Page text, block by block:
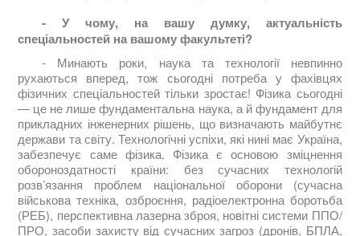
- У чому, на вашу думку, актуальність
спеціальностей на вашому факультеті?
- Минають роки, наука та технології невпинно
рухаються вперед, тож сьогодні потреба у фахівцях
фізичних спеціальностей тільки зростає! Фізика сьогодні
— це не лише фундаментальна наука, а й фундамент для
прикладних інженерних рішень, що визначають майбутнє
держави та світу. Технологічні успіхи, які нині має Україна,
забезпечує саме фізика. Фізика є основою зміцнення
обороноздатності країни: без сучасних технологій
розв’язання проблем національної оборони (сучасна
військова техніка, озброєння, радіоелектронна боротьба
(РЕБ), перспективна лазерна зброя, новітні системи ППО/
ПРО, засоби захисту від сучасних загроз (дронів, БПЛА,